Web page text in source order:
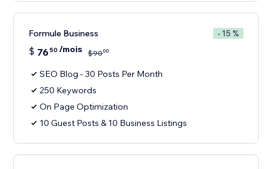
Formule Business - 15 %
$ 7650 /mois $9000
SEO Blog - 30 Posts Per Month
250 Keywords
On Page Optimization
10 Guest Posts & 10 Business Listings